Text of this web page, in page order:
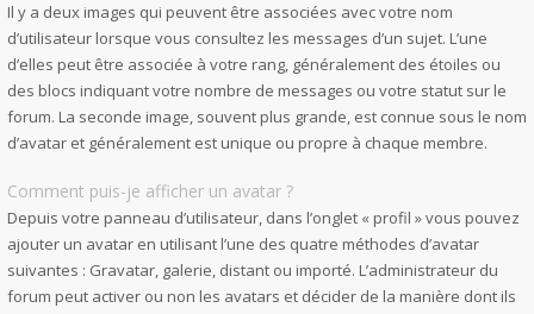
Il y a deux images qui peuvent être associées avec votre nom
d’utilisateur lorsque vous consultez les messages d’un sujet. L’une
d’elles peut être associée à votre rang, généralement des étoiles ou
des blocs indiquant votre nombre de messages ou votre statut sur le
forum. La seconde image, souvent plus grande, est connue sous le nom
d’avatar et généralement est unique ou propre à chaque membre.
Comment puis-je afficher un avatar ?
Depuis votre panneau d’utilisateur, dans l’onglet « profil » vous pouvez
ajouter un avatar en utilisant l’une des quatre méthodes d’avatar
suivantes : Gravatar, galerie, distant ou importé. L’administrateur du
forum peut activer ou non les avatars et décider de la manière dont ils